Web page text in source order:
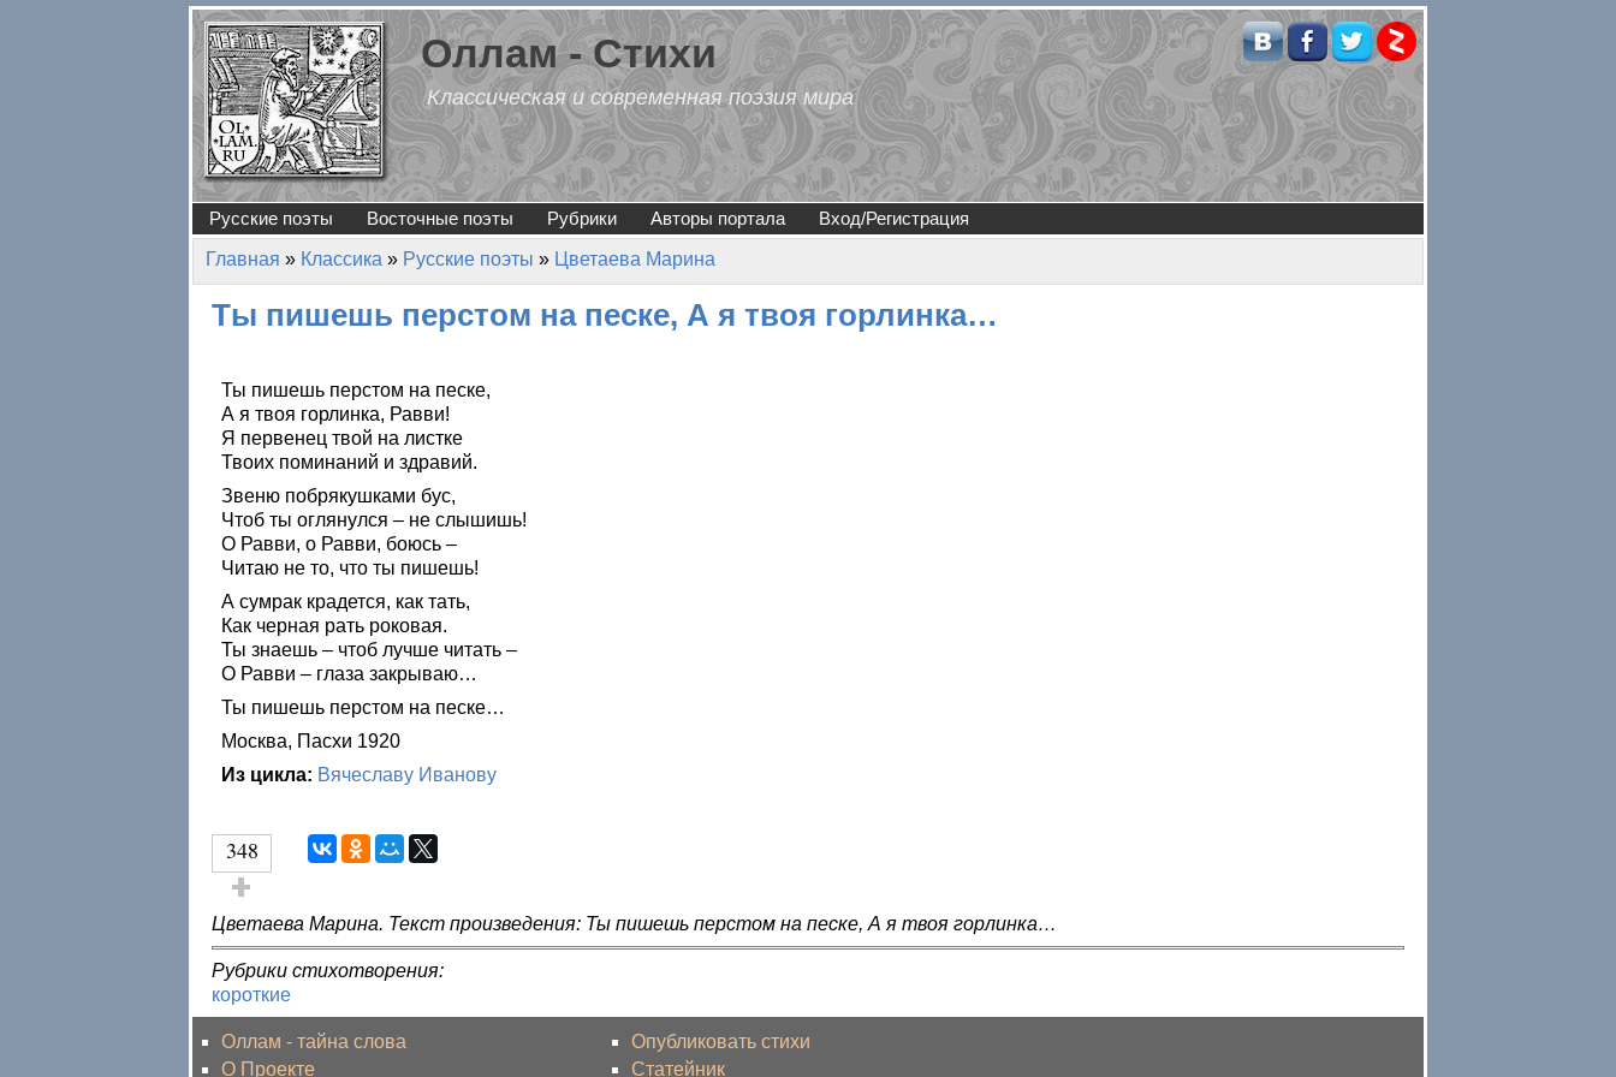
Перейти к основному содержанию
Оллам - Стихи
Классическая и современная поэзия мира
Русские поэты Восточные поэты Рубрики Авторы портала Вход/Регистрация
Вы здесь
Главная » Классика » Русские поэты » Цветаева Марина
Ты пишешь перстом на песке, А я твоя горлинка…
Ты пишешь перстом на песке,
А я твоя горлинка, Равви!
Я первенец твой на листке
Твоих поминаний и здравий.
Звеню побрякушками бус,
Чтоб ты оглянулся – не слышишь!
О Равви, о Равви, боюсь –
Читаю не то, что ты пишешь!
А сумрак крадется, как тать,
Как черная рать роковая.
Ты знаешь – чтоб лучше читать –
О Равви – глаза закрываю…
Ты пишешь перстом на песке…
Москва, Пасхи 1920
Из цикла: Вячеславу Иванову
348
Голос за!
Цветаева Марина. Текст произведения: Ты пишешь перстом на песке, А я твоя горлинка…
Рубрики стихотворения:
короткие
Оллам - тайна слова
О Проекте
Опубликовать стихи
Статейник